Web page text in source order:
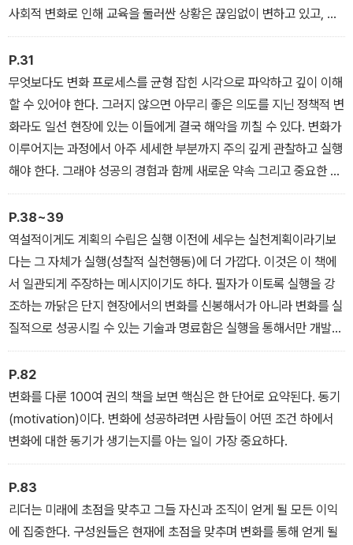
사회적 변화로 인해 교육을 둘러싼 상황은 끊임없이 변하고 있고, 상
황을 개선해보려는 정책 시도 역시 상황을 더 복잡하게 만들기 때문
에 이러한 어려움은 한층 더 심화된다. 그 어떤 경우에도 우리가 주목
해야 할 것은 의미이며, 집단의 구성원들 간에 공유될 수 있는 의미가
무엇보다도 중요하다.
P.31
무엇보다도 변화 프로세스를 균형 잡힌 시각으로 파악하고 깊이 이해
할 수 있어야 한다. 그러지 않으면 아무리 좋은 의도를 지닌 정책적 변
화라도 일선 현장에 있는 이들에게 결국 해악을 끼칠 수 있다. 변화가
이루어지는 과정에서 아주 세세한 부분까지 주의 깊게 관찰하고 실행
해야 한다. 그래야 성공의 경험과 함께 새로운 약속 그리고 중요한 성
취를 이루어낸 기쁨과 만족감을 얻게 될 것이다. 보다 근본적으로는
실패사례를 줄이고 성공사례를 새롭게 더 많이 발굴해냄으로써 교육
현장에 활력을 불어넣을 수 있을 것이다. 이는 오늘날의 교사와 학생
들에게 절실히 필요한 요소이다.
P.38~39
역설적이게도 계획의 수립은 실행 이전에 세우는 실천계획이라기보
다는 그 자체가 실행(성찰적 실천행동)에 더 가깝다. 이것은 이 책에
서 일관되게 주장하는 메시지이기도 하다. 필자가 이토록 실행을 강
조하는 까닭은 단지 현장에서의 변화를 신봉해서가 아니라 변화를 실
질적으로 성공시킬 수 있는 기술과 명료함은 실행을 통해서만 개발되
기 때문이다.
P.82
변화를 다룬 100여 권의 책을 보면 핵심은 한 단어로 요약된다. 동기
(motivation)이다. 변화에 성공하려면 사람들이 어떤 조건 하에서
변화에 대한 동기가 생기는지를 아는 일이 가장 중요하다.
P.83
리더는 미래에 초점을 맞추고 그들 자신과 조직이 얻게 될 모든 이익
에 집중한다. 구성원들은 현재에 초점을 맞추며 변화를 통해 얻게 될